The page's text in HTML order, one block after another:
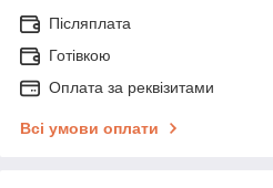
Післяплата
Готівкою
Оплата за реквізитами
Всі умови оплати